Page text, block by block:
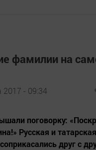
фамилии на
2017 - 09:34
поговорку:
Русская и
друг с